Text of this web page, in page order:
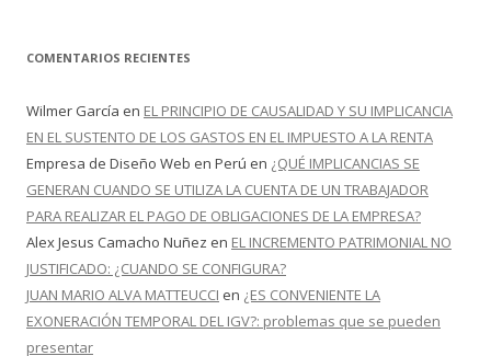
COMENTARIOS RECIENTES
Wilmer García en EL PRINCIPIO DE CAUSALIDAD Y SU IMPLICANCIA
EN EL SUSTENTO DE LOS GASTOS EN EL IMPUESTO A LA RENTA
Empresa de Diseño Web en Perú en ¿QUÉ IMPLICANCIAS SE
GENERAN CUANDO SE UTILIZA LA CUENTA DE UN TRABAJADOR
PARA REALIZAR EL PAGO DE OBLIGACIONES DE LA EMPRESA?
Alex Jesus Camacho Nuñez en EL INCREMENTO PATRIMONIAL NO
JUSTIFICADO: ¿CUANDO SE CONFIGURA?
JUAN MARIO ALVA MATTEUCCI en ¿ES CONVENIENTE LA
EXONERACIÓN TEMPORAL DEL IGV?: problemas que se pueden
presentar